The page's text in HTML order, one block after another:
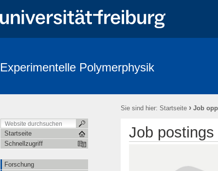
Experimentelle Polymerphysik
Sie sind hier: Startseite › Job
Startseite
Schnellzugriff
Forschung
Job postings